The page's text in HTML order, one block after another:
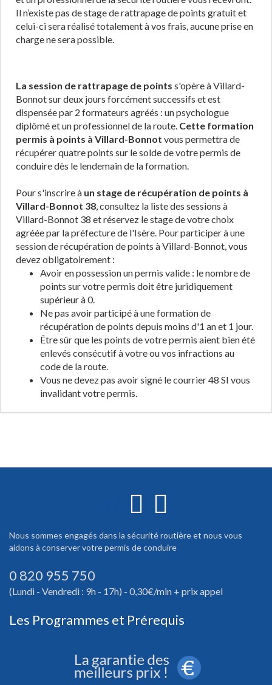
Il n’existe pas de stage de rattrapage de points gratuit et
celui-ci sera réalisé totalement à vos frais, aucune prise en
charge ne sera possible.
La session de rattrapage de points s'opère à Villard-
Bonnot sur deux jours forcément successifs et est
dispensée par 2 formateurs agréés : un psychologue
diplômé et un professionnel de la route. Cette formation
permis à points à Villard-Bonnot vous permettra de
récupérer quatre points sur le solde de votre permis de
conduire dès le lendemain de la formation.
Pour s'inscrire à un stage de récupération de points à
Villard-Bonnot 38, consultez la liste des sessions à
Villard-Bonnot 38 et réservez le stage de votre choix
agréée par la préfecture de l'Isère. Pour participer à une
session de récupération de points à Villard-Bonnot, vous
devez obligatoirement :
Avoir en possession un permis valide : le nombre de
points sur votre permis doit être juridiquement
supérieur à 0.
Ne pas avoir participé à une formation de
récupération de points depuis moins d'1 an et 1 jour.
Être sûr que les points de votre permis aient bien été
enlevés consécutif à votre ou vos infractions au
code de la route.
Vous ne devez pas avoir signé le courrier 48 SI vous
invalidant votre permis.
Nous sommes engagés dans la sécurité routière et nous vous
aidons à conserver votre permis de conduire
0 820 955 750
(Lundi - Vendredi : 9h - 17h) - 0,30€/min + prix appel
Les Programmes et Prérequis